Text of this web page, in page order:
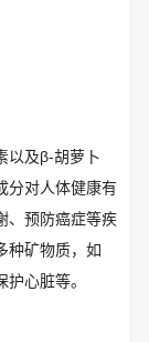
以及β-胡萝卜
分对人体健康有
、预防癌症等疾
种矿物质，如
心脏等。